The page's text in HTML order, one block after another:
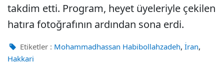
takdim etti. Program, heyet üyeleriyle çekilen
hatıra fotoğrafının ardından sona erdi.
Etiketler : Mohammadhassan Habibollahzadeh, İran,
Hakkari